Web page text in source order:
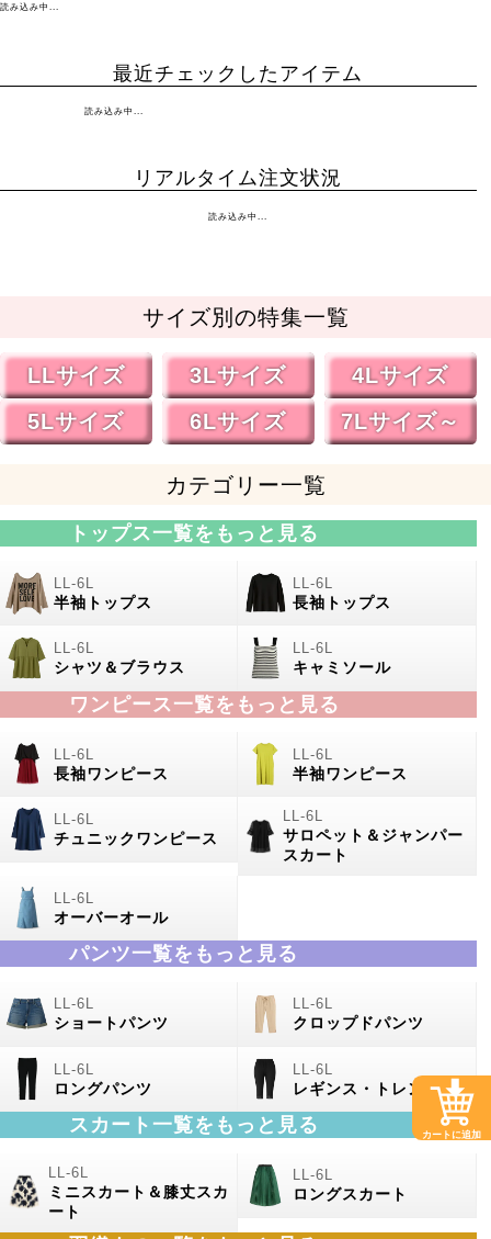
読み込み中...
最近チェックしたアイテム
読み込み中...
リアルタイム注文状況
読み込み中...
サイズ別の特集一覧
LLサイズ 3Lサイズ
4Lサイズ
5Lサイズ
6Lサイズ 7Lサイズ～
カテゴリー一覧
トップス一覧をもっと見る
半袖トップス 長袖トップス
シャツ＆ブラウス キャミソール
ワンピース一覧をもっと見る
長袖ワンピース 半袖ワンピース
チュニックワンピース
サロペット＆ジャンパー
スカート
オーバーオール
パンツ一覧をもっと見る
ショートパンツ クロップドパンツ
ロングパンツ レギンス・トレンカ
スカート一覧をもっと見る
ミニスカート＆膝丈スカ
ート
ロングスカート
カートに追加